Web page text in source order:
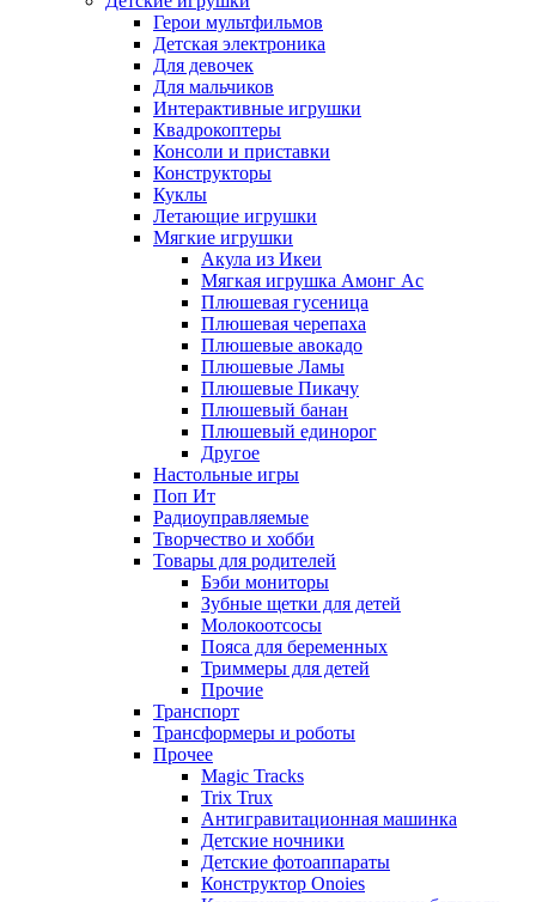
Герои мультфильмов
Детская электроника
Для девочек
Для мальчиков
Интерактивные игрушки
Квадрокоптеры
Консоли и приставки
Конструкторы
Куклы
Летающие игрушки
Мягкие игрушки
Акула из Икеи
Мягкая игрушка Амонг Ас
Плюшевая гусеница
Плюшевая черепаха
Плюшевые авокадо
Плюшевые Ламы
Плюшевые Пикачу
Плюшевый банан
Плюшевый единорог
Другое
Настольные игры
Поп Ит
Радиоуправляемые
Творчество и хобби
Товары для родителей
Бэби мониторы
Зубные щетки для детей
Молокоотсосы
Пояса для беременных
Триммеры для детей
Прочие
Транспорт
Трансформеры и роботы
Прочее
Magic Tracks
Trix Trux
Антигравитационная машинка
Детские ночники
Детские фотоаппараты
Конструктор Onoies